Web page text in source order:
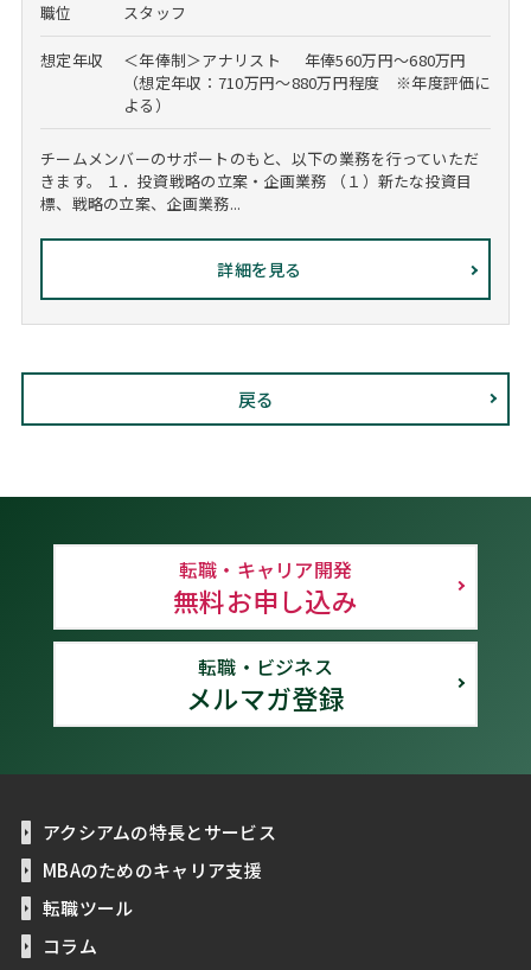
職位 スタッフ
想定年収
＜年俸制＞アナリスト 年俸560万円～680万円
（想定年収：710万円～880万円程度 ※年度評価に
よる）
チームメンバーのサポートのもと、以下の業務を行っていただ
きます。 １．投資戦略の立案・企画業務 （１）新たな投資目
標、戦略の立案、企画業務...
詳細を見る
戻る
転職・キャリア開発
無料お申し込み
転職・ビジネス
メルマガ登録
アクシアムの特長とサービス
MBAのためのキャリア支援
転職ツール
コラム